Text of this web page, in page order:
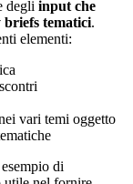
degli input che
briefs tematici.
elementi:
vari temi oggetto
di